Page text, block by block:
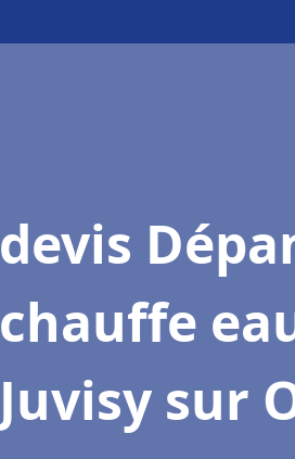
devis
chauffe
Juvisy sur